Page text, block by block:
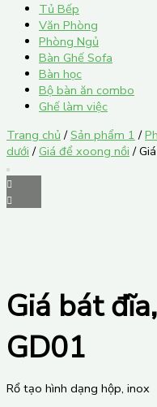
Tủ Bếp
Văn Phòng
Phòng Ngủ
Bàn Ghế Sofa
Bàn học
Bộ bàn ăn combo
Ghế làm việc
Trang chủ /Sản phẩm 1 /
dưới / Giá để xoong nồi /
Giá bát
GD01
Rổ tạo hình dạng hộp, inox